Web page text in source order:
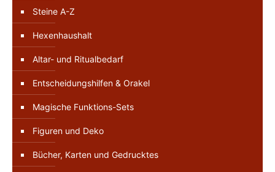
Steine A-Z
Hexenhaushalt
Altar- und Ritualbedarf
Entscheidungshilfen & Orakel
Magische Funktions-Sets
Figuren und Deko
Bücher, Karten und Gedrucktes